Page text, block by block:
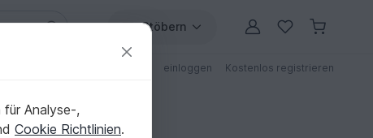
Stöbern
einloggen Kostenlos registrieren
für Analyse-,
Cookie Richtlinien.